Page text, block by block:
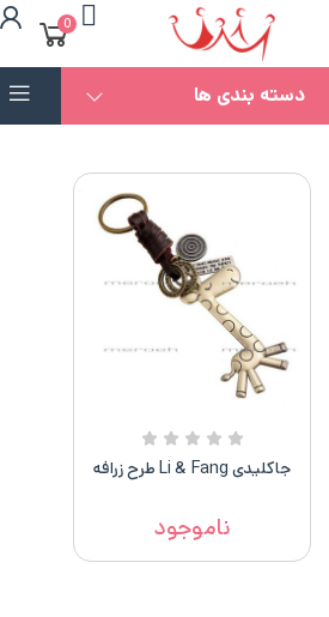
0
دسته بندی ها
جاکلیدی Li & Fang طرح زرافه
ناموجود